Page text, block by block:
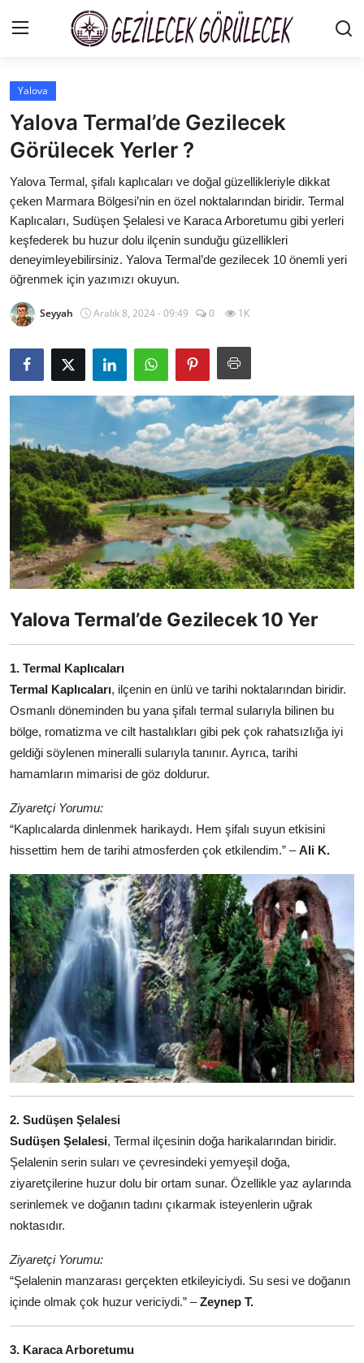
Şehirler
Gizlilik Sözleşmesi
Gezi Rehberleri
İletişim
Gezilecek Yerler
Tarih & Mitoloji
Yeme İçme Rehberi
Kamp & Doğa
Konaklama & Otel
Aile & Çocukla Tatil
Yaz Tatili & Plajlar
Hafta Sonu & Günübirlik
Yalova
Yalova Termal’de Gezilecek
Görülecek Yerler ?
Yalova Termal, şifalı kaplıcaları ve doğal güzellikleriyle dikkat
çeken Marmara Bölgesi’nin en özel noktalarından biridir. Termal
Kaplıcaları, Sudüşen Şelalesi ve Karaca Arboretumu gibi yerleri
keşfederek bu huzur dolu ilçenin sunduğu güzellikleri
deneyimleyebilirsiniz. Yalova Termal’de gezilecek 10 önemli yeri
öğrenmek için yazımızı okuyun.
Seyyah Aralık 8, 2024 - 09:49 0 1K
Yalova Termal’de Gezilecek 10 Yer
1. Termal Kaplıcaları
Termal Kaplıcaları, ilçenin en ünlü ve tarihi noktalarından biridir.
Osmanlı döneminden bu yana şifalı termal sularıyla bilinen bu
bölge, romatizma ve cilt hastalıkları gibi pek çok rahatsızlığa iyi
geldiği söylenen mineralli sularıyla tanınır. Ayrıca, tarihi
hamamların mimarisi de göz doldurur.
Ziyaretçi Yorumu:
“Kaplıcalarda dinlenmek harikaydı. Hem şifalı suyun etkisini
hissettim hem de tarihi atmosferden çok etkilendim.” –Ali K.
2. Sudüşen Şelalesi
Sudüşen Şelalesi, Termal ilçesinin doğa harikalarından biridir.
Şelalenin serin suları ve çevresindeki yemyeşil doğa,
ziyaretçilerine huzur dolu bir ortam sunar. Özellikle yaz aylarında
serinlemek ve doğanın tadını çıkarmak isteyenlerin uğrak
noktasıdır.
Ziyaretçi Yorumu:
“Şelalenin manzarası gerçekten etkileyiciydi. Su sesi ve doğanın
içinde olmak çok huzur vericiydi.” –Zeynep T.
3. Karaca Arboretumu